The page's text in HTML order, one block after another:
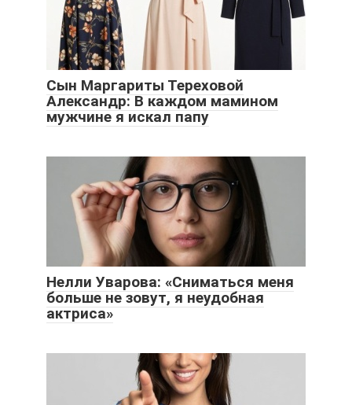
Сын Маргариты Тереховой
Александр: В каждом мамином
мужчине я искал папу
Нелли Уварова: «Сниматься меня
больше не зовут, я неудобная
актриса»